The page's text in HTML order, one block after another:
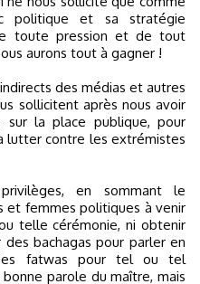
politique et sa stratégie
toute pression et de tout
aurons tout à gagner !
des médias et autres
sollicitent après nous avoir
la place publique, pour
lutter contre les extrémistes
en sommant le
et femmes politiques à venir
telle cérémonie, ni obtenir
des bachagas pour parler en
fatwas pour tel ou tel
parole du maître, mais